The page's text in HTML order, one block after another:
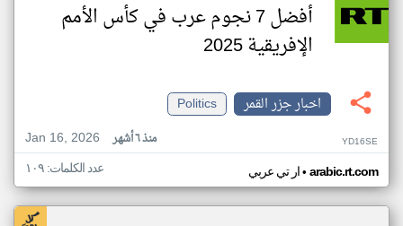
أفضل 7 نجوم عرب في كأس الأمم
الإفريقية 2025
اخبار جزر القمر
Politics
Jan 16, 2026
منذ ٦ أشهر YD16SE
ار تي عربي• arabic.rt.com عدد الكلمات: ١٠٩